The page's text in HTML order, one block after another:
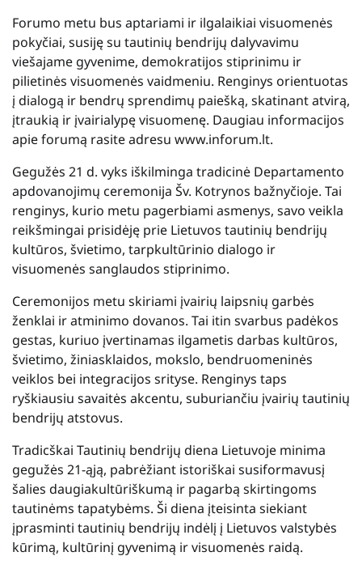
Forumo metu bus aptariami ir ilgalaikiai visuomenės
pokyčiai, susiję su tautinių bendrijų dalyvavimu
viešajame gyvenime, demokratijos stiprinimu ir
pilietinės visuomenės vaidmeniu. Renginys orientuotas
į dialogą ir bendrų sprendimų paiešką, skatinant atvirą,
įtraukią ir įvairialypę visuomenę. Daugiau informacijos
apie forumą rasite adresu www.inforum.lt.
Gegužės 21 d. vyks iškilminga tradicinė Departamento
apdovanojimų ceremonija Šv. Kotrynos bažnyčioje. Tai
renginys, kurio metu pagerbiami asmenys, savo veikla
reikšmingai prisidėję prie Lietuvos tautinių bendrijų
kultūros, švietimo, tarpkultūrinio dialogo ir
visuomenės sanglaudos stiprinimo.
Ceremonijos metu skiriami įvairių laipsnių garbės
ženklai ir atminimo dovanos. Tai itin svarbus padėkos
gestas, kuriuo įvertinamas ilgametis darbas kultūros,
švietimo, žiniasklaidos, mokslo, bendruomeninės
veiklos bei integracijos srityse. Renginys taps
ryškiausiu savaitės akcentu, suburiančiu įvairių tautinių
bendrijų atstovus.
Tradicškai Tautinių bendrijų diena Lietuvoje minima
gegužės 21-ąją, pabrėžiant istoriškai susiformavusį
šalies daugiakultūriškumą ir pagarbą skirtingoms
tautinėms tapatybėms. Ši diena įteisinta siekiant
įprasminti tautinių bendrijų indėlį į Lietuvos valstybės
kūrimą, kultūrinį gyvenimą ir visuomenės raidą.